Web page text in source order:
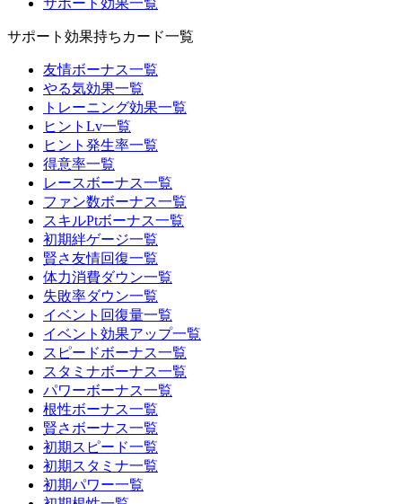
サポート効果一覧
サポート効果持ちカード一覧
友情ボーナス一覧
やる気効果一覧
トレーニング効果一覧
ヒントLv一覧
ヒント発生率一覧
得意率一覧
レースボーナス一覧
ファン数ボーナス一覧
スキルPtボーナス一覧
初期絆ゲージ一覧
賢さ友情回復一覧
体力消費ダウン一覧
失敗率ダウン一覧
イベント回復量一覧
イベント効果アップ一覧
スピードボーナス一覧
スタミナボーナス一覧
パワーボーナス一覧
根性ボーナス一覧
賢さボーナス一覧
初期スピード一覧
初期スタミナ一覧
初期パワー一覧